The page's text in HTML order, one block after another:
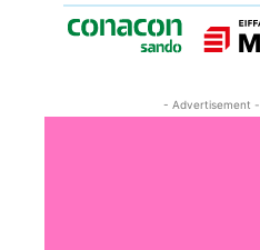
- Advertisement -